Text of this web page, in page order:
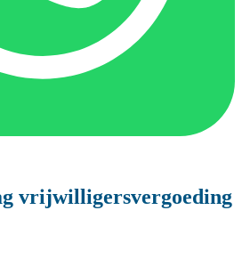
vrijwilligersvergoeding